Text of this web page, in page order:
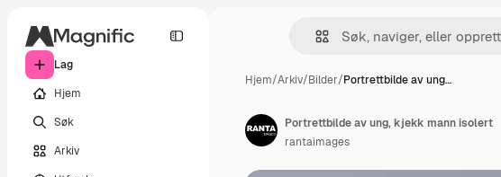
Lag
Hjem
Søk
Arkiv
Hjem/Arkiv/Bilder/Portrettbilde av ung…
Portrettbilde av ung, kjekk mann isolert
rantaimages